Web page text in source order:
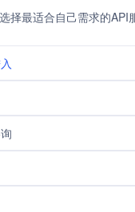
择最适合自己需求的